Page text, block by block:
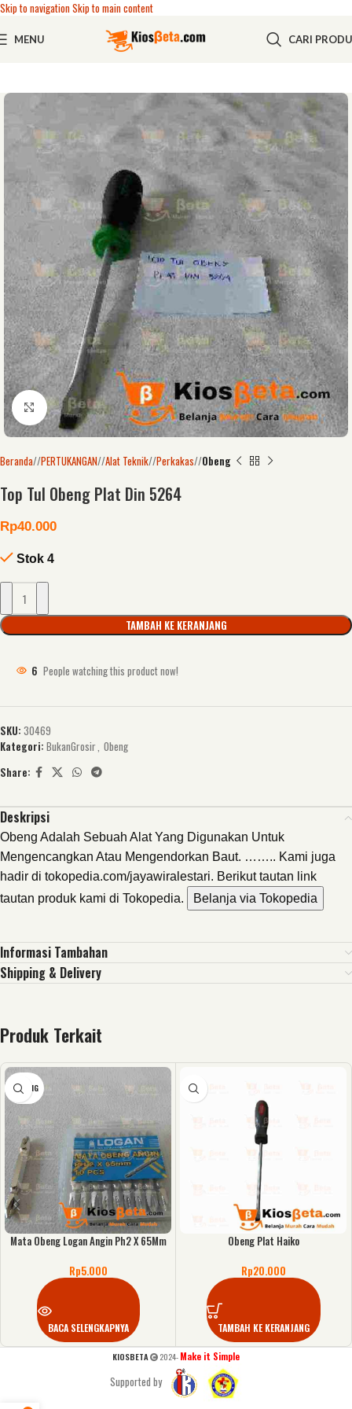
Skip to navigationSkip to main content
MENU CARI
Click to enlarge
Beranda/ PERTUKANGAN/ Alat Teknik/ Perkakas/ Obeng
Top Tul Obeng Plat Din 5264
Rp40.000
Stok 4
TAMBAH KE KERANJANG
6 People watching this product now!
SKU: 30469
Kategori: BukanGrosir, Obeng
Share:
Deskripsi
Obeng Adalah Sebuah Alat Yang Digunakan Untuk
Mengencangkan Atau Mengendorkan Baut. …….. Kami juga
hadir di tokopedia.com/jayawiralestari. Berikut tautan link
tautan produk kami di Tokopedia.
Belanja via Tokopedia
Informasi Tambahan
Shipping & Delivery
Produk Terkait
KOSONG
Mata Obeng Logan Angin Ph2 X 65Mm
Rp5.000
BACA SELENGKAPNYA
Obeng Plat Haiko
Rp20.000
TAMBAH KE KERANJANG
KIOSBETA 2024- Make it Simple
Supported by